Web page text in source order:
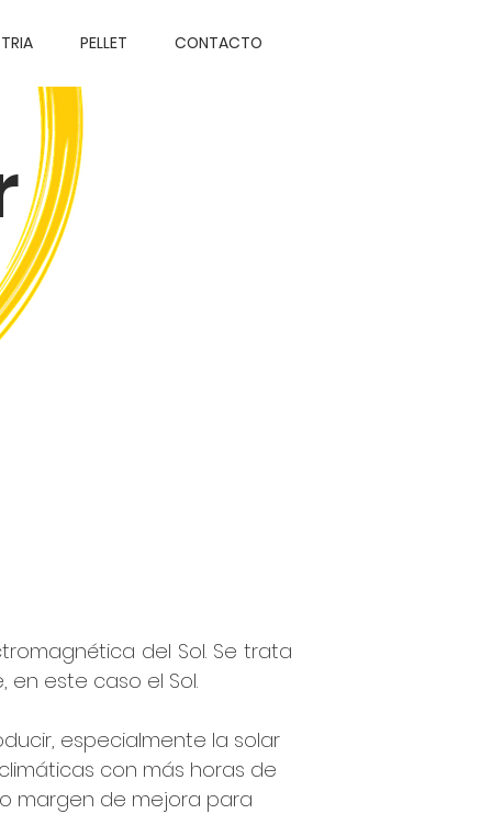
PELLET CONTACTO
del Sol. Se trata
este caso el Sol.
especialmente la solar
con más horas de
margen de mejora para